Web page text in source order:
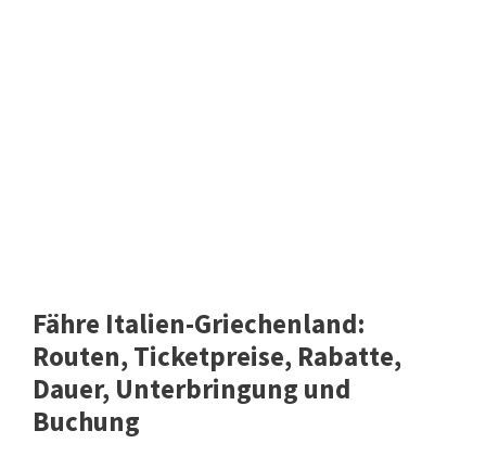
Fähre Italien-Griechenland:
Routen, Ticketpreise, Rabatte,
Dauer, Unterbringung und
Buchung